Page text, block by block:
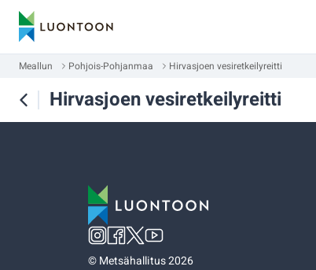
Meallun Pohjois-Pohjanmaa Hirvasjoen vesiretkeilyreitti
Hirvasjoen vesiretkeilyreitti
©Metsähallitus 2026